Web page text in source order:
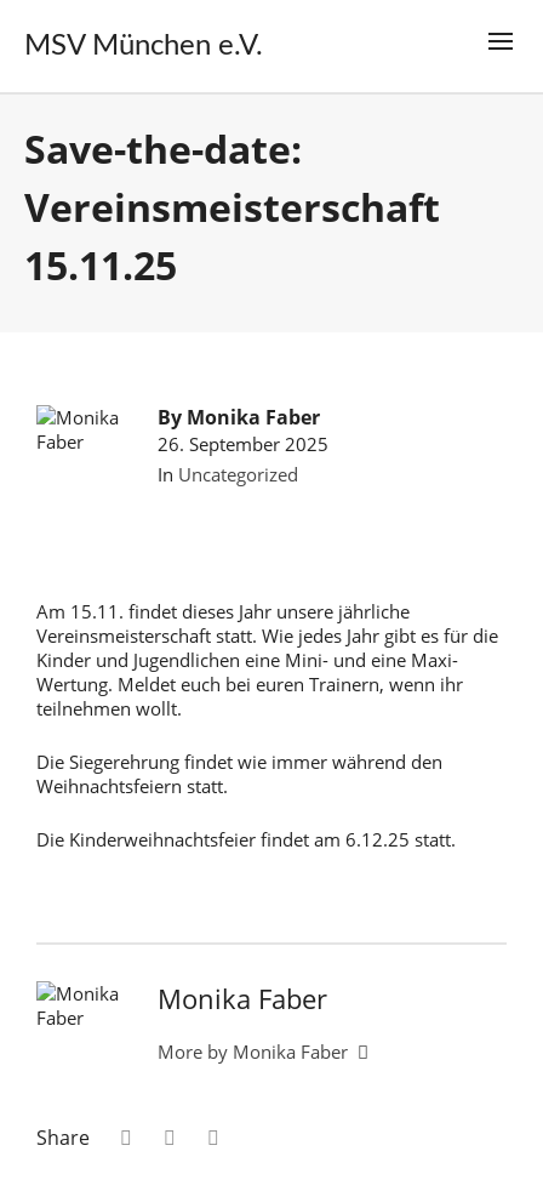
MSV München e.V.
Save-the-date:
Vereinsmeisterschaft
15.11.25
By Monika Faber
26. September 2025
In Uncategorized
Am 15.11. findet dieses Jahr unsere jährliche
Vereinsmeisterschaft statt. Wie jedes Jahr gibt es für die
Kinder und Jugendlichen eine Mini- und eine Maxi-
Wertung. Meldet euch bei euren Trainern, wenn ihr
teilnehmen wollt.
Die Siegerehrung findet wie immer während den
Weihnachtsfeiern statt.
Die Kinderweihnachtsfeier findet am 6.12.25 statt.
Monika Faber
More by Monika Faber
Share